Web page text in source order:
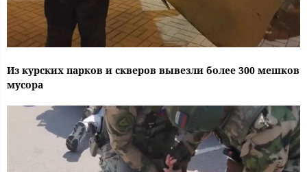
Из курских парков и скверов вывезли более 300 мешков
мусора